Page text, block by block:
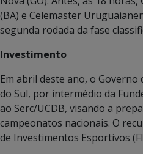
(BA) e Celemaster
segunda rodada da fase
Investimento
Em abril deste ano, o Governo
do Sul, por intermédio da
ao Serc/UCDB, visando a
campeonatos nacionais. O
de Investimentos Esportivos